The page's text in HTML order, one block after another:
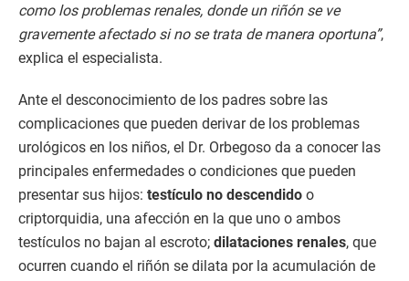
como los problemas renales, donde un riñón se ve
gravemente afectado si no se trata de manera oportuna”,
explica el especialista.
Ante el desconocimiento de los padres sobre las
complicaciones que pueden derivar de los problemas
urológicos en los niños, el Dr. Orbegoso da a conocer las
principales enfermedades o condiciones que pueden
presentar sus hijos: testículo no descendido o
criptorquidia, una afección en la que uno o ambos
testículos no bajan al escroto; dilataciones renales, que
ocurren cuando el riñón se dilata por la acumulación de